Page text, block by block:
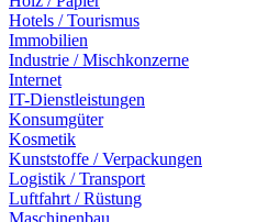
Hotels / Tourismus
Immobilien
Industrie / Mischkonzerne
Internet
IT-Dienstleistungen
Konsumgüter
Kosmetik
Kunststoffe / Verpackungen
Logistik / Transport
Luftfahrt / Rüstung
Maschinenbau